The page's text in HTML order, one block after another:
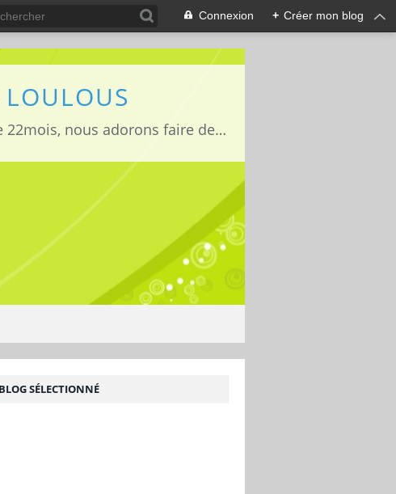
Connexion + Créer mon blog
Je suis maman de deux adorables enfants Lucas 15 ans, Jules 11ans et Louise 22mois, nous adorons faire des activités manuelles, des expériences et de la cuisine que nous vous partageons avec grand plaisir ;)
BLOG SÉLECTIONNÉ